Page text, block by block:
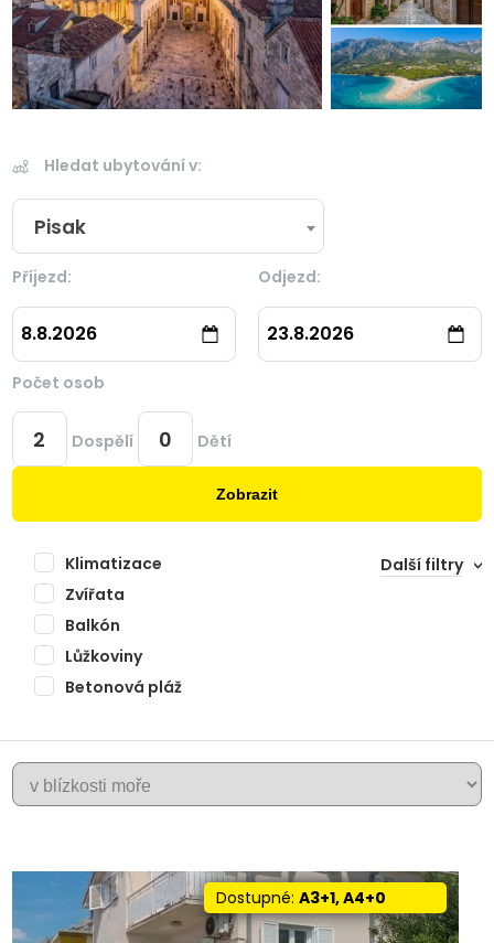
Hledat ubytování v:
Pisak
Příjezd:
8.8.2026
Odjezd:
23.8.2026
Počet osob
Dospělí Dětí
Zobrazit
Klimatizace
Zvířata
Balkón
Lůžkoviny
Betonová pláž
Další filtry
+
PISAK
Dostupné: A3+1, A4+0